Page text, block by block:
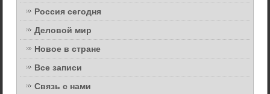
Россия сегодня
Деловой мир
Новое в стране
Все записи
Связь с нами